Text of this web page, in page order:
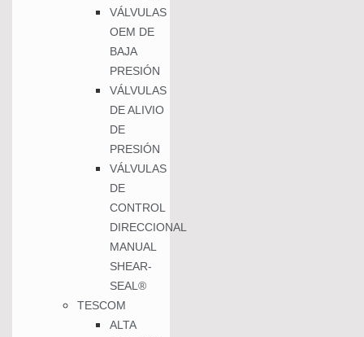
VÁLVULAS
OEM DE
BAJA
PRESIÓN
VÁLVULAS
DE ALIVIO
DE
PRESIÓN
VÁLVULAS
DE
CONTROL
DIRECCIONAL
MANUAL
SHEAR-
SEAL®
TESCOM
ALTA